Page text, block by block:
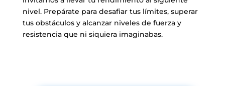
nivel. Prepárate para desafiar tus límites, superar
tus obstáculos y alcanzar niveles de fuerza y
resistencia que ni siquiera imaginabas.